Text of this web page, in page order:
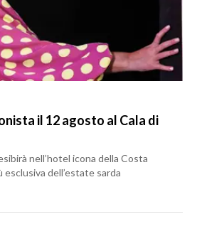
il 12 agosto al Cala di
nell’hotel icona della Costa
dell’estate sarda